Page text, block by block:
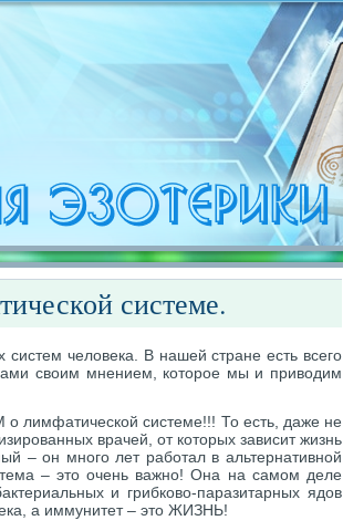
системе.
человека. В нашей стране есть всего
своим мнением, которое мы и приводим
системе!!! То есть, даже не
врачей, от которых зависит жизнь
– он много лет работал в альтернативной
– это очень важно! Она на самом деле
и грибково-паразитарных ядов
а иммунитет – это ЖИЗНЬ!